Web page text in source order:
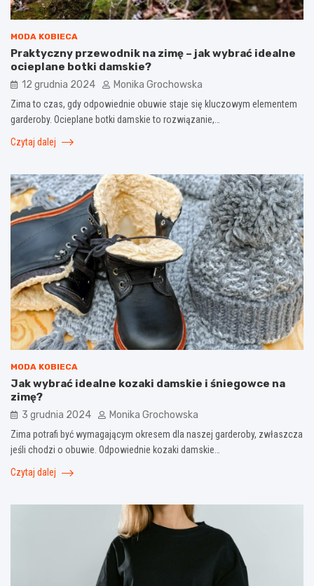
MODA KOBIECA
Praktyczny przewodnik na zimę – jak wybrać idealne
ocieplane botki damskie?
12 grudnia 2024 Monika Grochowska
Zima to czas, gdy odpowiednie obuwie staje się kluczowym elementem
garderoby. Ocieplane botki damskie to rozwiązanie,…
Czytaj dalej
MODA KOBIECA
Jak wybrać idealne kozaki damskie i śniegowce na
zimę?
3 grudnia 2024 Monika Grochowska
Zima potrafi być wymagającym okresem dla naszej garderoby, zwłaszcza
jeśli chodzi o obuwie. Odpowiednie kozaki damskie…
Czytaj dalej